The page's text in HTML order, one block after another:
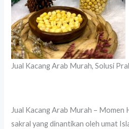
Jual Kacang Arab Murah, Solusi
Jual Kacang Arab Murah – Momen
sakral yang dinantikan oleh umat